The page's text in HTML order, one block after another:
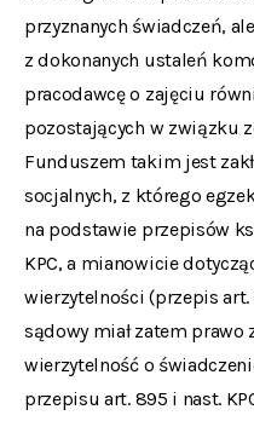
przyznanych świadczeń,
z dokonanych ustaleń
pracodawcę o zajęciu
pozostających w związku
Funduszem takim jest
socjalnych, z którego
na podstawie przepisów
KPC, a mianowicie
wierzytelności (przepis art.
sądowy miał zatem prawo
wierzytelność o
przepisu art. 895 i nast.